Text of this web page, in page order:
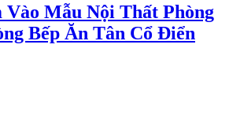
Mẫu Nội Thất Phòng
Bếp Ăn Tân Cổ Điển